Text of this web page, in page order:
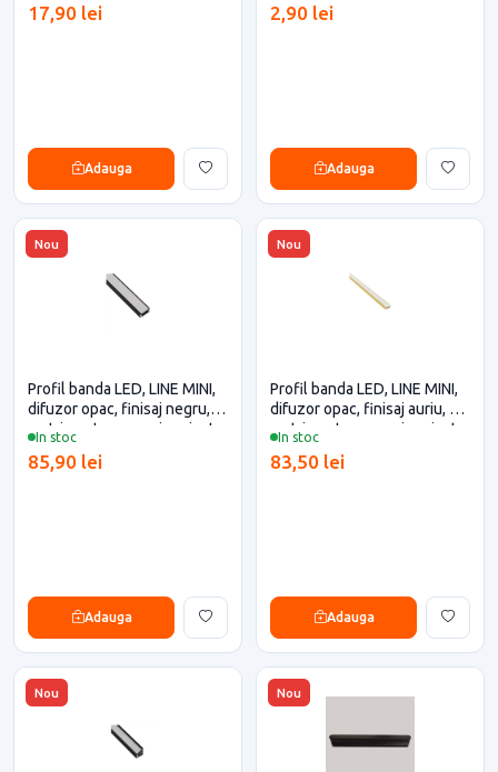
17,90 lei
Adauga
2,90 lei
Adauga
Nou
In stoc
Profil banda LED, LINE MINI,
difuzor opac, finisaj negru, 3
metri pentru casa si proiecte
85,90 lei
Adauga
Nou
In stoc
Profil banda LED, LINE MINI,
difuzor opac, finisaj auriu, 3
metri pentru casa si proiecte
83,50 lei
Adauga
Nou Nou